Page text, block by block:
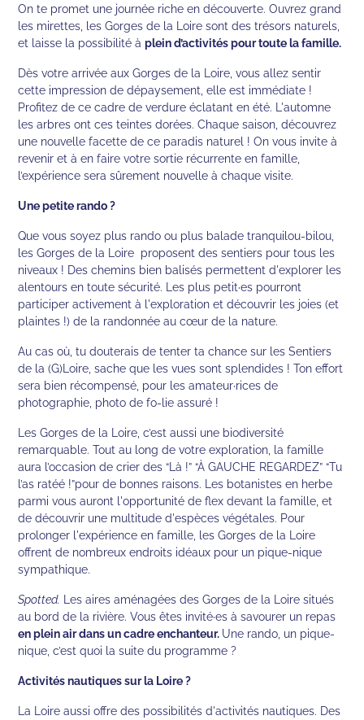
On te promet une journée riche en découverte. Ouvrez grand
les mirettes, les Gorges de la Loire sont des trésors naturels,
et laisse la possibilité àplein d’activités pour toute la famille.
Dès votre arrivée aux Gorges de la Loire, vous allez sentir
cette impression de dépaysement, elle est immédiate !
Profitez de ce cadre de verdure éclatant en été. L'automne
les arbres ont ces teintes dorées. Chaque saison, découvrez
une nouvelle facette de ce paradis naturel ! On vous invite à
revenir et à en faire votre sortie récurrente en famille,
l’expérience sera sûrement nouvelle à chaque visite.
Une petite rando ?
Que vous soyez plus rando ou plus balade tranquilou-bilou,
les Gorges de la Loire proposent des sentiers pour tous les
niveaux ! Des chemins bien balisés permettent d'explorer les
alentours en toute sécurité. Les plus petit·es pourront
participer activement à l'exploration et découvrir les joies (et
plaintes !) de la randonnée au cœur de la nature.
Au cas où, tu douterais de tenter ta chance sur les Sentiers
de la (G)Loire, sache que les vues sont splendides ! Ton effort
sera bien récompensé, pour les amateur·rices de
photographie, photo de fo-lie assuré !
Les Gorges de la Loire, c’est aussi une biodiversité
remarquable. Tout au long de votre exploration, la famille
aura l’occasion de crier des “Là !” “À GAUCHE REGARDEZ” “Tu
l’as ratéé !”pour de bonnes raisons. Les botanistes en herbe
parmi vous auront l'opportunité de flex devant la famille, et
de découvrir une multitude d'espèces végétales. Pour
prolonger l'expérience en famille, les Gorges de la Loire
offrent de nombreux endroits idéaux pour un pique-nique
sympathique.
Spotted. Les aires aménagées des Gorges de la Loire situés
au bord de la rivière. Vous êtes invité·es à savourer un repas
en plein air dans un cadre enchanteur. Une rando, un pique-
nique, c’est quoi la suite du programme ?
Activités nautiques sur la Loire ?
La Loire aussi offre des possibilités d'activités nautiques. Des